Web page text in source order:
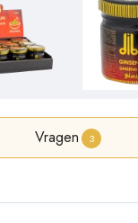
Vragen 3